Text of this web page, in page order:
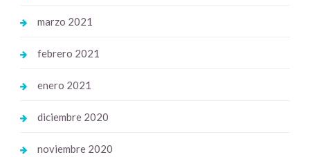
marzo 2021
febrero 2021
enero 2021
diciembre 2020
noviembre 2020